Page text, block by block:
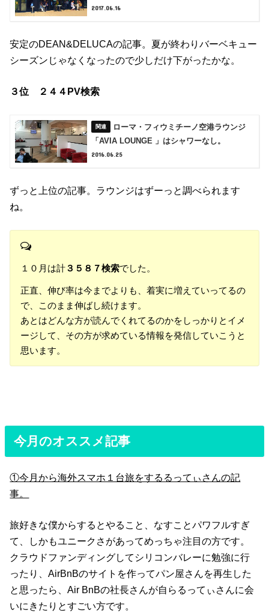
2017.06.16
安定のDEAN&DELUCAの記事。夏が終わりバーベキュー
シーズンじゃなくなったので少しだけ下がったかな。
３位 ２４４PV検索
ローマ・フィウミチーノ空港ラウンジ
「AVIA LOUNGE 」はシャワーなし。
2016.06.25
ずっと上位の記事。ラウンジはずーっと調べられます
ね。
１０月は計３５８７検索でした。
正直、伸び率は今までよりも、着実に増えていってるの
で、このまま伸ばし続けます。
あとはどんな方が読んでくれてるのかをしっかりとイメ
ージして、その方が求めている情報を発信していこうと
思います。
今月のオススメ記事
①今月から海外スマホ１台旅をするるってぃさんの記
事。
旅好きな僕からするとやること、なすことパワフルすぎ
て、しかもユニークさがあってめっちゃ注目の方です。
クラウドファンディングしてシリコンバレーに勉強に行
ったり、AirBnBのサイトを作ってパン屋さんを再生した
と思ったら、Air BnBの社長さんが自らるってぃさんに会
いにきたりとすごい方です。